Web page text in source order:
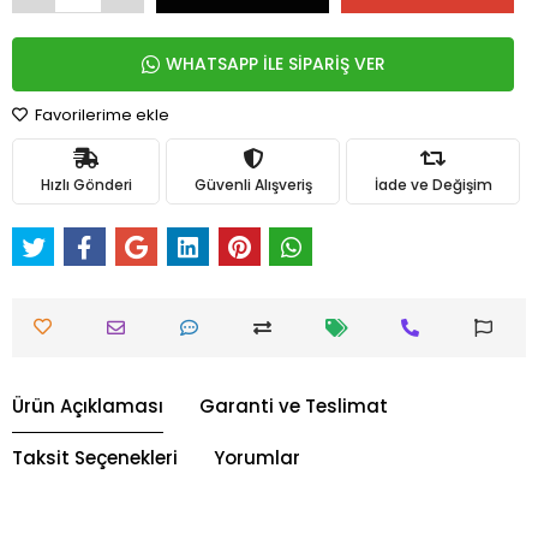
WHATSAPP İLE SİPARİŞ VER
Favorilerime ekle
Hızlı Gönderi Güvenli Alışveriş İade ve Değişim
Ürün Açıklaması Garanti ve Teslimat
Taksit Seçenekleri Yorumlar